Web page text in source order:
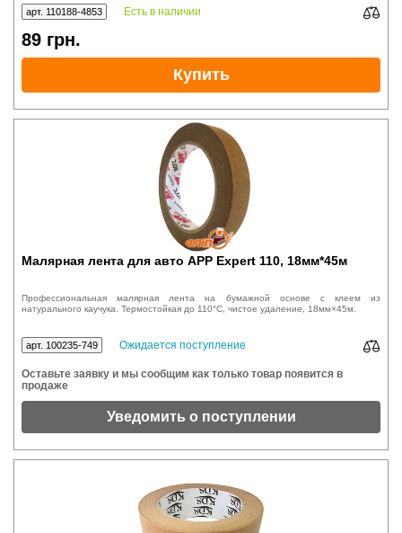
арт. 110188-4853 Есть в наличии
89 грн.
Купить
Малярная лента для авто APP Expert 110, 18мм*45м
Профессиональная малярная лента на бумажной основе с клеем из
натурального каучука. Термостойкая до 110°C, чистое удаление, 18мм×45м.
арт. 100235-749 Ожидается поступление
Оставьте заявку и мы сообщим как только товар появится в
продаже
Уведомить о поступлении